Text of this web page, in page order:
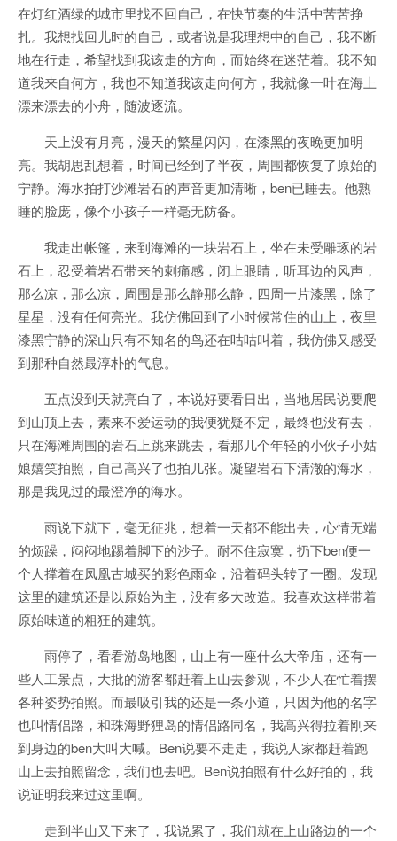
在灯红酒绿的城市里找不回自己，在快节奏的生活中苦苦挣
扎。我想找回儿时的自己，或者说是我理想中的自己，我不断
地在行走，希望找到我该走的方向，而始终在迷茫着。我不知
道我来自何方，我也不知道我该走向何方，我就像一叶在海上
漂来漂去的小舟，随波逐流。
天上没有月亮，漫天的繁星闪闪，在漆黑的夜晚更加明
亮。我胡思乱想着，时间已经到了半夜，周围都恢复了原始的
宁静。海水拍打沙滩岩石的声音更加清晰，ben已睡去。他熟
睡的脸庞，像个小孩子一样毫无防备。
我走出帐篷，来到海滩的一块岩石上，坐在未受雕琢的岩
石上，忍受着岩石带来的刺痛感，闭上眼睛，听耳边的风声，
那么凉，那么凉，周围是那么静那么静，四周一片漆黑，除了
星星，没有任何亮光。我仿佛回到了小时候常住的山上，夜里
漆黑宁静的深山只有不知名的鸟还在咕咕叫着，我仿佛又感受
到那种自然最淳朴的气息。
五点没到天就亮白了，本说好要看日出，当地居民说要爬
到山顶上去，素来不爱运动的我便犹疑不定，最终也没有去，
只在海滩周围的岩石上跳来跳去，看那几个年轻的小伙子小姑
娘嬉笑拍照，自己高兴了也拍几张。凝望岩石下清澈的海水，
那是我见过的最澄净的海水。
雨说下就下，毫无征兆，想着一天都不能出去，心情无端
的烦躁，闷闷地踢着脚下的沙子。耐不住寂寞，扔下ben便一
个人撑着在凤凰古城买的彩色雨伞，沿着码头转了一圈。发现
这里的建筑还是以原始为主，没有多大改造。我喜欢这样带着
原始味道的粗狂的建筑。
雨停了，看看游岛地图，山上有一座什么大帝庙，还有一
些人工景点，大批的游客都赶着上山去参观，不少人在忙着摆
各种姿势拍照。而最吸引我的还是一条小道，只因为他的名字
也叫情侣路，和珠海野狸岛的情侣路同名，我高兴得拉着刚来
到身边的ben大叫大喊。Ben说要不走走，我说人家都赶着跑
山上去拍照留念，我们也去吧。Ben说拍照有什么好拍的，我
说证明我来过这里啊。
走到半山又下来了，我说累了，我们就在上山路边的一个